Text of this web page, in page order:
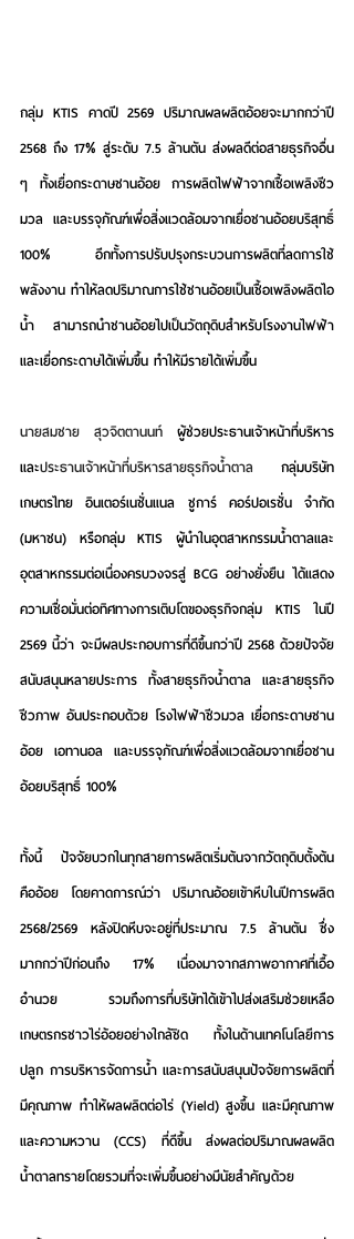
กลุ่ม KTIS คาดปี 2569 ปริมาณผลผลิตอ้อยจะมากกว่าปี
2568 ถึง 17% สู่ระดับ 7.5 ล้านตัน ส่งผลดีต่อสายธุรกิจอื่น
ๆ ทั้งเยื่อกระดาษชานอ้อย การผลิตไฟฟ้าจากเชื้อเพลิงชีว
มวล และบรรจุภัณฑ์เพื่อสิ่งแวดล้อมจากเยื่อชานอ้อยบริสุทธิ์
100% อีกทั้งการปรับปรุงกระบวนการผลิตที่ลดการใช้
พลังงาน ทำให้ลดปริมาณการใช้ชานอ้อยเป็นเชื้อเพลิงผลิตไอ
น้ำ สามารถนำชานอ้อยไปเป็นวัตถุดิบสำหรับโรงงานไฟฟ้า
และเยื่อกระดาษได้เพิ่มขึ้น ทำให้มีรายได้เพิ่มขึ้น
นายสมชาย สุวจิตตานนท์ ผู้ช่วยประธานเจ้าหน้าที่บริหาร
และประธานเจ้าหน้าที่บริหารสายธุรกิจน้ำตาล กลุ่มบริษัท
เกษตรไทย อินเตอร์เนชั่นแนล ชูการ์ คอร์ปอเรชั่น จำกัด
(มหาชน) หรือกลุ่ม KTIS ผู้นำในอุตสาหกรรมน้ำตาลและ
อุตสาหกรรมต่อเนื่องครบวงจรสู่ BCG อย่างยั่งยืน ได้แสดง
ความเชื่อมั่นต่อทิศทางการเติบโตของธุรกิจกลุ่ม KTIS ในปี
2569 นี้ว่า จะมีผลประกอบการที่ดีขึ้นกว่าปี 2568 ด้วยปัจจัย
สนับสนุนหลายประการ ทั้งสายธุรกิจน้ำตาล และสายธุรกิจ
ชีวภาพ อันประกอบด้วย โรงไฟฟ้าชีวมวล เยื่อกระดาษชาน
อ้อย เอทานอล และบรรจุภัณฑ์เพื่อสิ่งแวดล้อมจากเยื่อชาน
อ้อยบริสุทธิ์ 100%
ทั้งนี้ ปัจจัยบวกในทุกสายการผลิตเริ่มต้นจากวัตถุดิบตั้งต้น
คืออ้อย โดยคาดการณ์ว่า ปริมาณอ้อยเข้าหีบในปีการผลิต
2568/2569 หลังปิดหีบจะอยู่ที่ประมาณ 7.5 ล้านตัน ซึ่ง
มากกว่าปีก่อนถึง 17% เนื่องมาจากสภาพอากาศที่เอื้อ
อำนวย รวมถึงการที่บริษัทได้เข้าไปส่งเสริมช่วยเหลือ
เกษตรกรชาวไร่อ้อยอย่างใกล้ชิด ทั้งในด้านเทคโนโลยีการ
ปลูก การบริหารจัดการน้ำ และการสนับสนุนปัจจัยการผลิตที่
มีคุณภาพ ทำให้ผลผลิตต่อไร่ (Yield) สูงขึ้น และมีคุณภาพ
และความหวาน (CCS) ที่ดีขึ้น ส่งผลต่อปริมาณผลผลิต
น้ำตาลทรายโดยรวมที่จะเพิ่มขึ้นอย่างมีนัยสำคัญด้วย